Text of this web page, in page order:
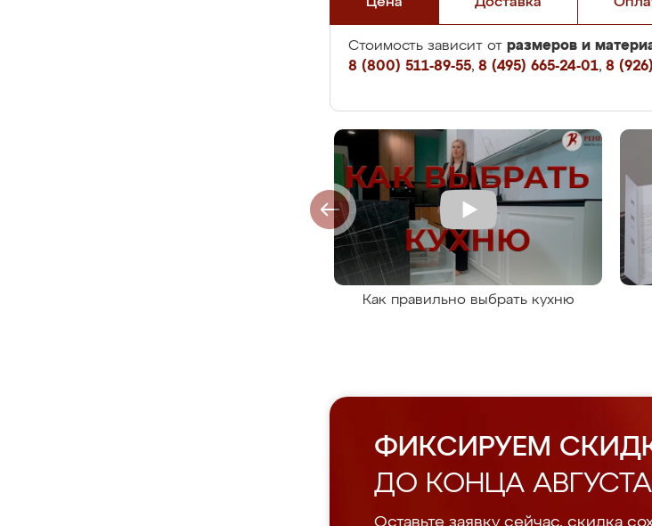
Стоимость зависит от размеров и
8 (800) 511-89-55, 8 (495) 665-24-01, 8
Как правильно выбрать кухню
ФИКСИРУЕМ
ДО КОНЦА АВГУСТА
Оставьте заявку сейчас, скидка